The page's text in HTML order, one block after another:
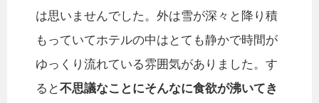
は思いませんでした。外は雪が深々と降り積
もっていてホテルの中はとても静かで時間が
ゆっくり流れている雰囲気がありました。す
ると不思議なことにそんなに食欲が沸いてき